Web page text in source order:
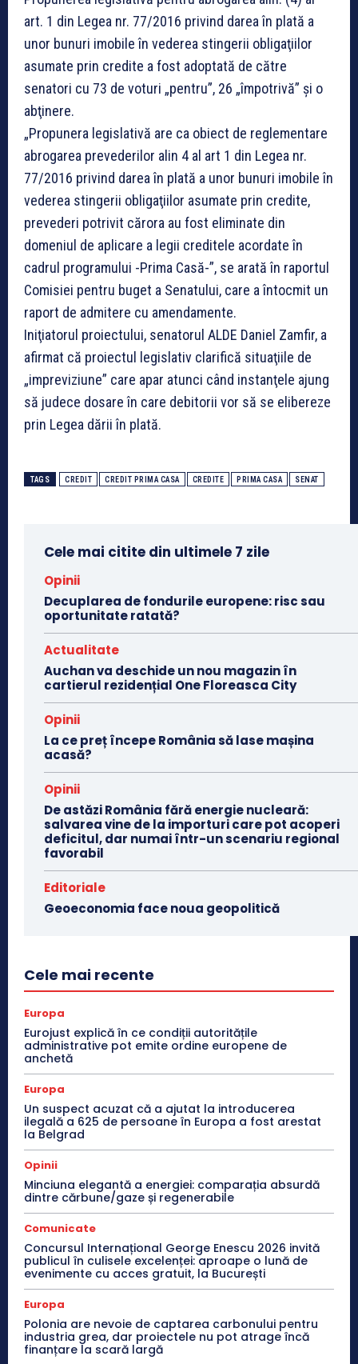
art. 1 din Legea nr. 77/2016 privind darea în plată a
unor bunuri imobile în vederea stingerii obligaţiilor
asumate prin credite a fost adoptată de către
senatori cu 73 de voturi „pentru”, 26 „împotrivă” şi o
abţinere.
„Propunera legislativă are ca obiect de reglementare
abrogarea prevederilor alin 4 al art 1 din Legea nr.
77/2016 privind darea în plată a unor bunuri imobile în
vederea stingerii obligaţiilor asumate prin credite,
prevederi potrivit cărora au fost eliminate din
domeniul de aplicare a legii creditele acordate în
cadrul programului -Prima Casă-”, se arată în raportul
Comisiei pentru buget a Senatului, care a întocmit un
raport de admitere cu amendamente.
Iniţiatorul proiectului, senatorul ALDE Daniel Zamfir, a
afirmat că proiectul legislativ clarifică situaţiile de
„impreviziune” care apar atunci când instanţele ajung
să judece dosare în care debitorii vor să se elibereze
prin Legea dării în plată.
TAGS CREDIT CREDIT PRIMA CASA CREDITE PRIMA CASA SENAT
Cele mai citite din ultimele 7 zile
Opinii
Decuplarea de fondurile europene: risc sau
oportunitate ratată?
Actualitate
Auchan va deschide un nou magazin în
cartierul rezidențial One Floreasca City
Opinii
La ce preț începe România să lase mașina
acasă?
Opinii
De astăzi România fără energie nucleară:
salvarea vine de la importuri care pot acoperi
deficitul, dar numai într-un scenariu regional
favorabil
Editoriale
Geoeconomia face noua geopolitică
Cele mai recente
Europa
Eurojust explică în ce condiții autoritățile
administrative pot emite ordine europene de
anchetă
Europa
Un suspect acuzat că a ajutat la introducerea
ilegală a 625 de persoane în Europa a fost arestat
la Belgrad
Opinii
Minciuna elegantă a energiei: comparația absurdă
dintre cărbune/gaze și regenerabile
Comunicate
Concursul Internațional George Enescu 2026 invită
publicul în culisele excelenței: aproape o lună de
evenimente cu acces gratuit, la București
Europa
Polonia are nevoie de captarea carbonului pentru
industria grea, dar proiectele nu pot atrage încă
finanțare la scară largă